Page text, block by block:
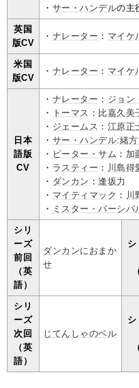
・ サー・ハンデルの主
英国
版CV
・ ナレーター ： マイケ
米国
版CV
・ ナレーター ： マイケ
日本
語版
CV
・ ナレーター ： ジョン
・
トーマス ： 比嘉久美
・ ジェームス ： 江原正
・ サー・ハンデル:緒
・ ピーター・サム ： 加
・ ラスティー ： 川島得
・ ダンカン ：逢坂力
・ マイティマック ： 川
・ ミスター・パーシバ
シリ
ーズ
前回
（英
語）
ダンカンにおまか
せ
シ
シリ
ーズ
次回
（英
語）
じてんしゃのベル
シ